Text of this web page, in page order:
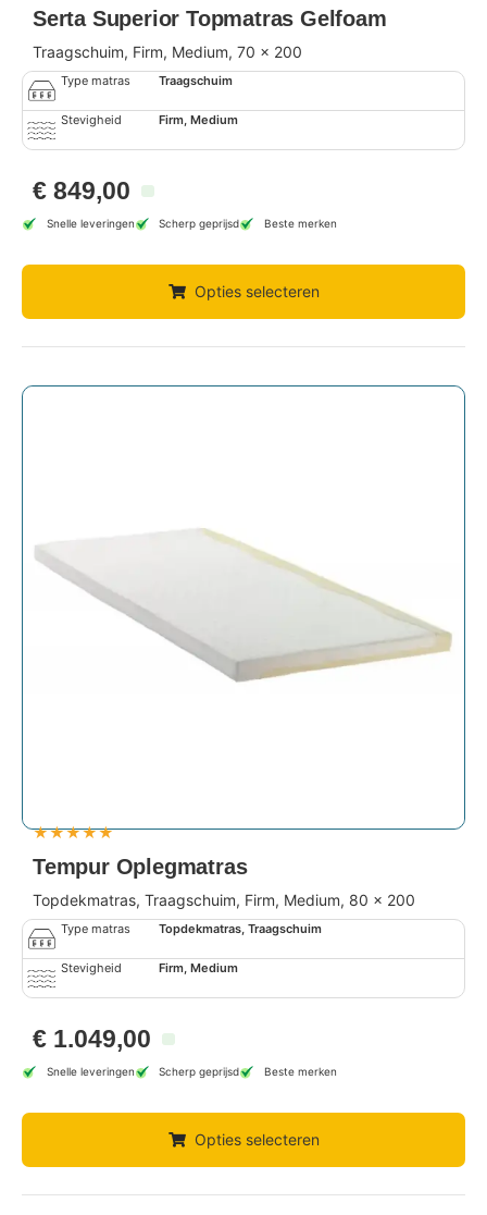
Serta Superior Topmatras Gelfoam
Traagschuim, Firm, Medium, 70 x 200
Type matras Traagschuim
Stevigheid Firm, Medium
€ 849,00
Snelle leveringen Scherp geprijsd Beste merken
Opties selecteren
★★★★★
Tempur Oplegmatras
Topdekmatras, Traagschuim, Firm, Medium, 80 x 200
Type matras Topdekmatras, Traagschuim
Stevigheid Firm, Medium
€ 1.049,00
Snelle leveringen Scherp geprijsd Beste merken
Opties selecteren